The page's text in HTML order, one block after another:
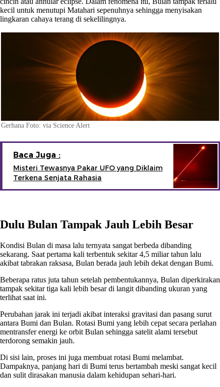
kecil untuk menutupi Matahari sepenuhnya sehingga menyisakan
lingkaran cahaya terang di sekelilingnya.
Gerhana Foto: via Science Alert
Baca Juga :
Misteri Tewasnya Pakar UFO yang Diklaim
Terkena Senjata Rahasia
Dulu Bulan Tampak Jauh Lebih Besar
Kondisi Bulan di masa lalu ternyata sangat berbeda dibanding
sekarang. Saat pertama kali terbentuk sekitar 4,5 miliar tahun lalu
akibat tabrakan raksasa, Bulan berada jauh lebih dekat dengan Bumi.
Beberapa ratus juta tahun setelah pembentukannya, Bulan diperkirakan
tampak sekitar tiga kali lebih besar di langit dibanding ukuran yang
terlihat saat ini.
Perubahan jarak ini terjadi akibat interaksi gravitasi dan pasang surut
antara Bumi dan Bulan. Rotasi Bumi yang lebih cepat secara perlahan
mentransfer energi ke orbit Bulan sehingga satelit alami tersebut
terdorong semakin jauh.
Di sisi lain, proses ini juga membuat rotasi Bumi melambat.
Dampaknya, panjang hari di Bumi terus bertambah meski sangat kecil
dan sulit dirasakan manusia dalam kehidupan sehari-hari.